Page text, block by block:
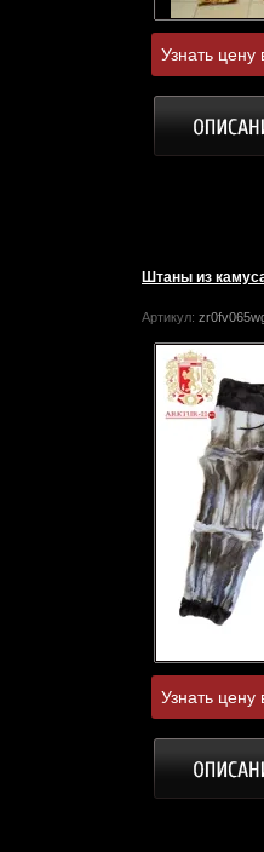
Узнать цену
Штаны из
Артикул:
Узнать цену